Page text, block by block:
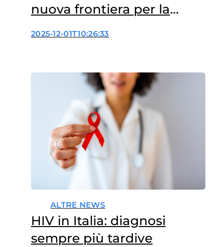
nuova frontiera per la
prevenzione dell’HIV
2025-12-01T10:26:33
ALTRE NEWS
HIV in Italia: diagnosi
sempre più tardive